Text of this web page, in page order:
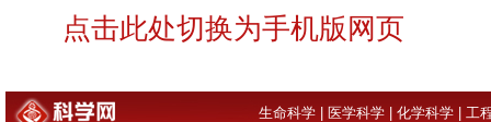
点击此处切换为手机版网页
生命科学 医学科学 化学科学 工